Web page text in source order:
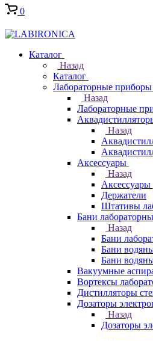
0
Каталог
Назад
Каталог
Лабораторные приборы
Назад
Лабораторные
Назад
Аксессуары
Назад
Аксессуары
Держатели
Штативы
Бани
Назад
Бани
Бани
Бани
Вакуумные
Вортексы
Дистилляторы
Дозаторы
Назад
Дозаторы